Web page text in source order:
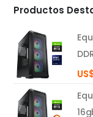
Productos